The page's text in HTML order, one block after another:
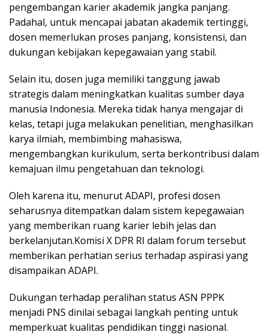
pengembangan karier akademik jangka panjang.
Padahal, untuk mencapai jabatan akademik tertinggi,
dosen memerlukan proses panjang, konsistensi, dan
dukungan kebijakan kepegawaian yang stabil.
Selain itu, dosen juga memiliki tanggung jawab
strategis dalam meningkatkan kualitas sumber daya
manusia Indonesia. Mereka tidak hanya mengajar di
kelas, tetapi juga melakukan penelitian, menghasilkan
karya ilmiah, membimbing mahasiswa,
mengembangkan kurikulum, serta berkontribusi dalam
kemajuan ilmu pengetahuan dan teknologi.
Oleh karena itu, menurut ADAPI, profesi dosen
seharusnya ditempatkan dalam sistem kepegawaian
yang memberikan ruang karier lebih jelas dan
berkelanjutan.Komisi X DPR RI dalam forum tersebut
memberikan perhatian serius terhadap aspirasi yang
disampaikan ADAPI.
Dukungan terhadap peralihan status ASN PPPK
menjadi PNS dinilai sebagai langkah penting untuk
memperkuat kualitas pendidikan tinggi nasional.